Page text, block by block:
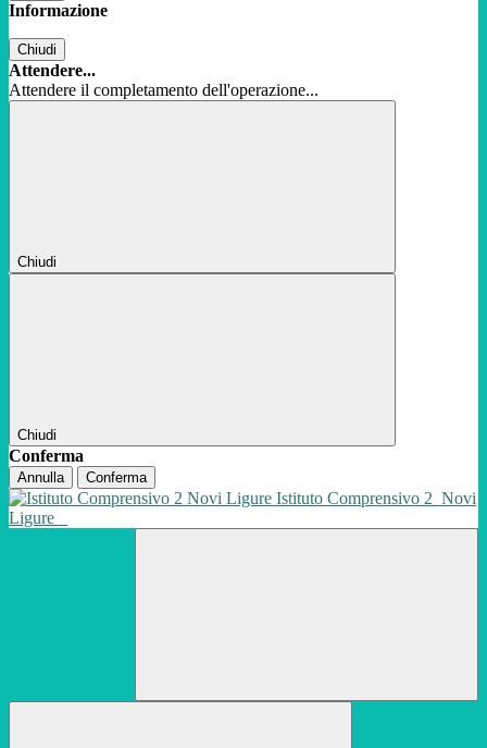
Informazione
Chiudi
Attendere...
Attendere il completamento dell'operazione...
Chiudi
Chiudi
Conferma
Annulla Conferma
Istituto Comprensivo 2 Novi
Ligure